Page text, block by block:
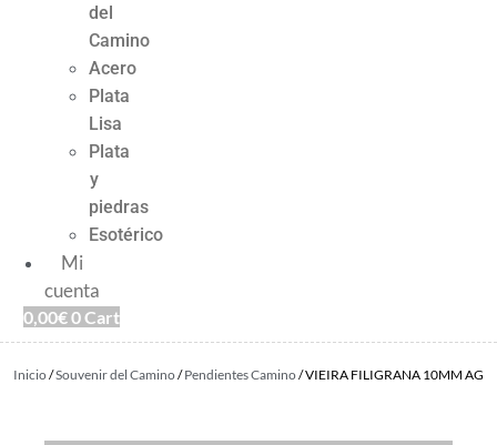
del
Camino
Acero
Plata
Lisa
Plata
y
piedras
Esotérico
Mi
cuenta
0,00€0Cart
Inicio/Souvenir del Camino/Pendientes Camino/ VIEIRA FILIGRANA 10MM AG